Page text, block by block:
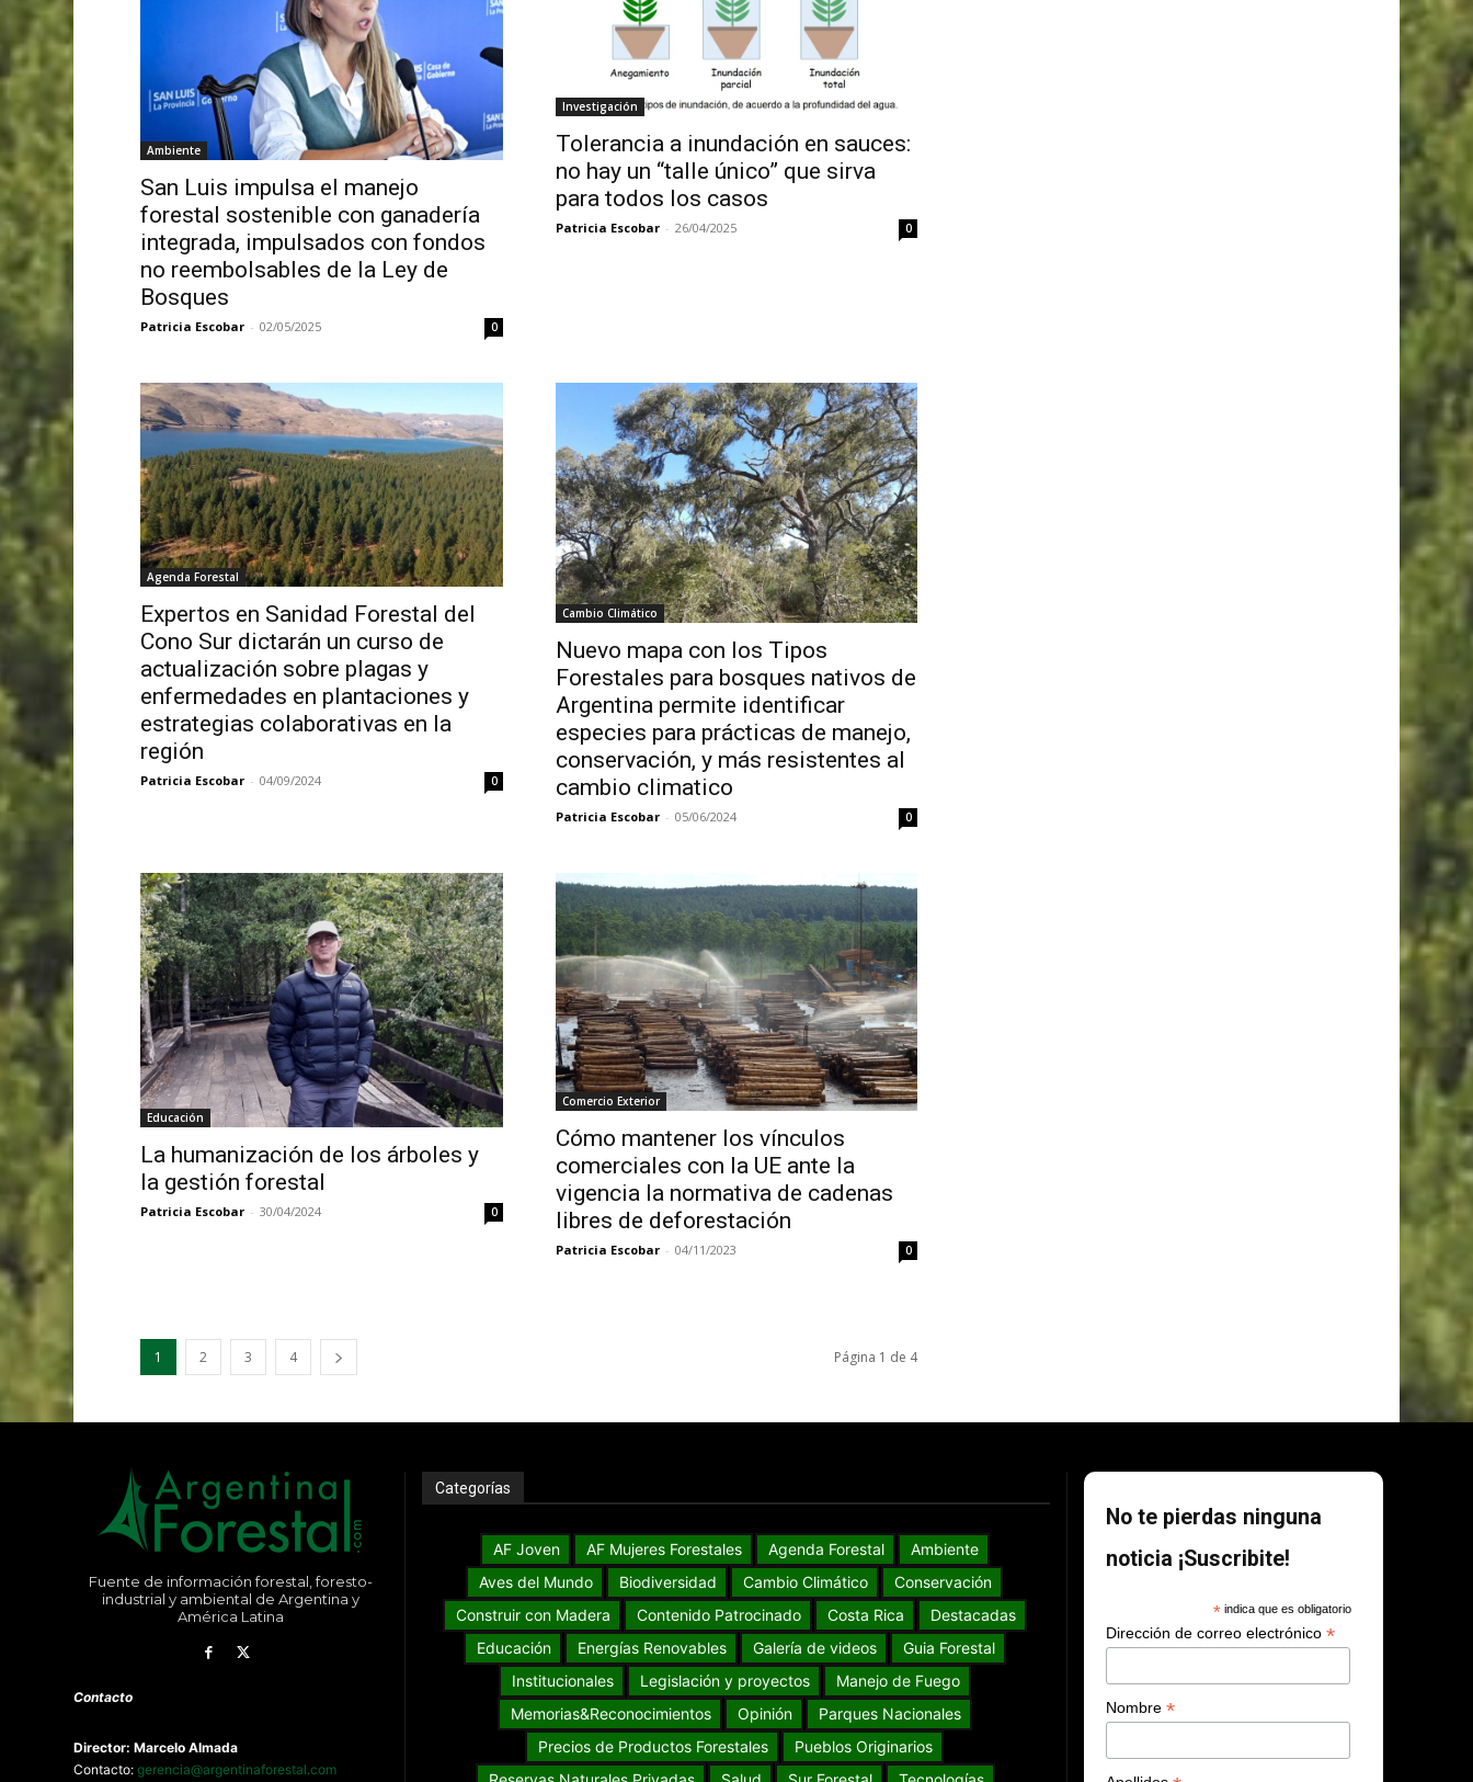
Ambiente
San Luis impulsa el manejo
forestal sostenible con ganadería
integrada, impulsados con fondos
no reembolsables de la Ley de
Bosques
Patricia Escobar - 02/05/2025 0
Investigación
Tolerancia a inundación en sauces:
no hay un “talle único” que sirva
para todos los casos
Patricia Escobar - 26/04/2025 0
Agenda Forestal
Expertos en Sanidad Forestal del
Cono Sur dictarán un curso de
actualización sobre plagas y
enfermedades en plantaciones y
estrategias colaborativas en la
región
Patricia Escobar - 04/09/2024 0
Cambio Climático
Nuevo mapa con los Tipos
Forestales para bosques nativos de
Argentina permite identificar
especies para prácticas de manejo,
conservación, y más resistentes al
cambio climatico
Patricia Escobar - 05/06/2024 0
Educación
La humanización de los árboles y
la gestión forestal
Patricia Escobar - 30/04/2024 0
Comercio Exterior
Cómo mantener los vínculos
comerciales con la UE ante la
vigencia la normativa de cadenas
libres de deforestación
Patricia Escobar - 04/11/2023 0
1 2 3 4 Página 1 de 4
Fuente de información forestal, foresto-
industrial y ambiental de Argentina y
América Latina
Contacto
Director: Marcelo Almada
Contacto: gerencia@argentinaforestal.com
Categorías
AF Joven AF Mujeres Forestales Agenda Forestal
Ambiente
Aves del Mundo
Biodiversidad Cambio Climático
Conservación
Construir con Madera
Contenido Patrocinado Costa Rica
Destacadas
Educación
Energías Renovables Galería de videos
Guia Forestal
Institucionales
Legislación y proyectos
Manejo de Fuego
Memorias&Reconocimientos
Opinión
Parques Nacionales
Precios de Productos Forestales
Pueblos Originarios
No te pierdas ninguna
noticia ¡Suscribite!
*indica que es obligatorio
Dirección de correo electrónico*
Nombre*